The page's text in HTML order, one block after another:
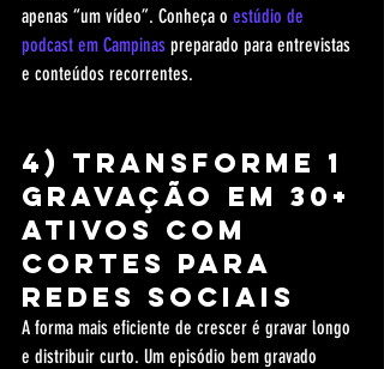
apenas “um vídeo”. Conheça o estúdio de
podcast em Campinas preparado para entrevistas
e conteúdos recorrentes.
4) Transforme 1
gravação em 30+
ativos com
cortes para
redes sociais
A forma mais eficiente de crescer é gravar longo
e distribuir curto. Um episódio bem gravado